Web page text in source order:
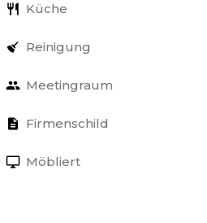
Küche
Reinigung
Meetingraum
Firmenschild
Möbliert